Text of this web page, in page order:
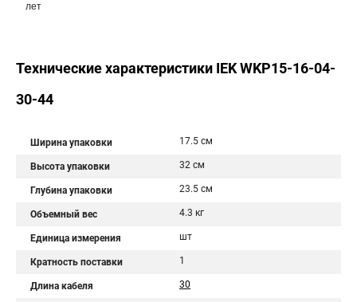
лет
Технические характеристики IEK WKP15-16-04-
30-44
Ширина упаковки 17.5 см
Высота упаковки 32 см
Глубина упаковки 23.5 см
Объемный вес 4.3 кг
Единица измерения шт
Кратность поставки 1
Длина кабеля 30